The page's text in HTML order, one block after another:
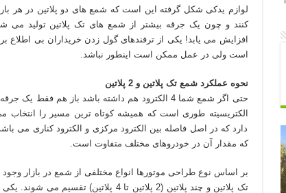
لوازم یدکی شکل گرفته این است که شمع های دو پلاتین در هر
کنند و چون یک جرقه بیشتر از شمع های تک پلاتین تولید می
افزایش می یابد! یکی از ترفندهای گول زدن خریداران بی اطلاع
است ولی در عمل ممکن است اینطور نباشد.
نحوه عملکرد شمع تک پلاتین و 2 پلاتین
حتی اگر شمع شما 4 الکترود هم داشته باشد باز هم
الکتریسیته طوری است که همیشه کوتاه ترین مسیر را
دارد که در اصل فاصله بین الکترود مرکزی و الکترود کناری می
که مقدار آن در خودروهای مختلف متفاوت است.
بر اساس نوع طراحی موتورها انواع مختلفی از شمع در بازار وجود
تک پلاتین و چند پلاتین (2 پلاتین تا 4